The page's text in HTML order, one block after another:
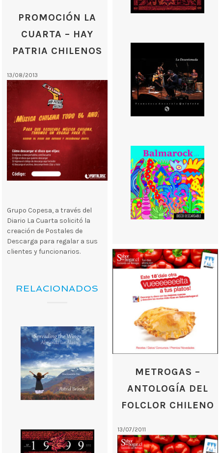
PROMOCIÓN LA
CUARTA – HAY
PATRIA CHILENOS
13/08/2013
Grupo Copesa, a través del
Diario La Cuarta solicitó la
creación de Postales de
Descarga para regalar a sus
clientes y funcionarios.
RELACIONADOS
METROGAS –
ANTOLOGÍA DEL
FOLCLOR CHILENO
13/07/2011